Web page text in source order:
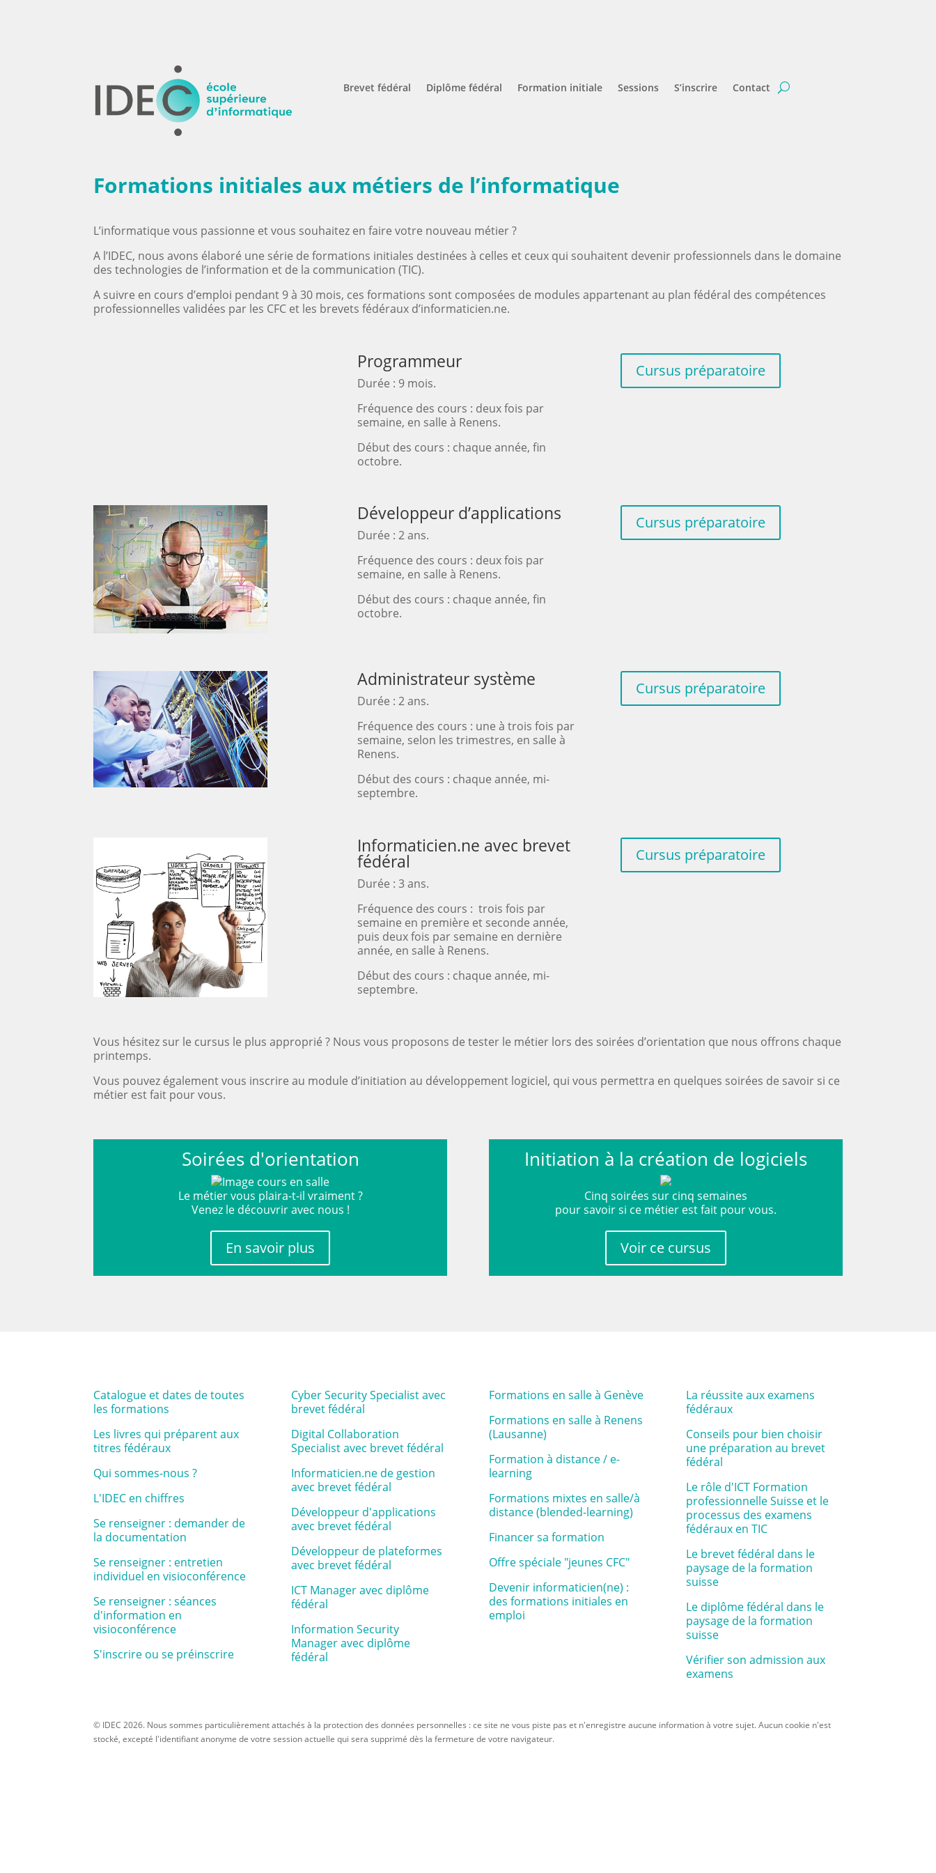
Brevet fédéral Diplôme fédéral Formation initiale Sessions S’inscrire Contact
Formations initiales aux métiers de l’informatique
L’informatique vous passionne et vous souhaitez en faire votre nouveau métier ?
A l’IDEC, nous avons élaboré une série de formations initiales destinées à celles et ceux qui souhaitent devenir professionnels dans le domaine
des technologies de l’information et de la communication (TIC).
A suivre en cours d’emploi pendant 9 à 30 mois, ces formations sont composées de modules appartenant au plan fédéral des compétences
professionnelles validées par les CFC et les brevets fédéraux d’informaticien.ne.
Programmeur
Durée : 9 mois.
Fréquence des cours : deux fois par
semaine, en salle à Renens.
Début des cours : chaque année, fin
octobre.
Cursus préparatoire
Développeur d’applications
Durée : 2 ans.
Fréquence des cours : deux fois par
semaine, en salle à Renens.
Début des cours : chaque année, fin
octobre.
Cursus préparatoire
Administrateur système
Durée : 2 ans.
Fréquence des cours : une à trois fois par
semaine, selon les trimestres, en salle à
Renens.
Début des cours : chaque année, mi-
septembre.
Cursus préparatoire
Informaticien.ne avec brevet
fédéral
Durée : 3 ans.
Fréquence des cours : trois fois par
semaine en première et seconde année,
puis deux fois par semaine en dernière
année, en salle à Renens.
Début des cours : chaque année, mi-
septembre.
Cursus préparatoire
Vous hésitez sur le cursus le plus approprié ? Nous vous proposons de tester le métier lors des soirées d’orientation que nous offrons chaque
printemps.
Vous pouvez également vous inscrire au module d’initiation au développement logiciel, qui vous permettra en quelques soirées de savoir si ce
métier est fait pour vous.
Soirées d'orientation
Le métier vous plaira-t-il vraiment ?
Venez le découvrir avec nous !
En savoir plus
Initiation à la création de logiciels
Cinq soirées sur cinq semaines
pour savoir si ce métier est fait pour vous.
Voir ce cursus
Catalogue et dates de toutes
les formations
Les livres qui préparent aux
titres fédéraux
Qui sommes-nous ?
L'IDEC en chiffres
Se renseigner : demander de
la documentation
Se renseigner : entretien
individuel en visioconférence
Se renseigner : séances
d'information en
visioconférence
S'inscrire ou se préinscrire
Cyber Security Specialist avec
brevet fédéral
Digital Collaboration
Specialist avec brevet fédéral
Informaticien.ne de gestion
avec brevet fédéral
Développeur d'applications
avec brevet fédéral
Développeur de plateformes
avec brevet fédéral
ICT Manager avec diplôme
fédéral
Information Security
Manager avec diplôme
fédéral
Formations en salle à Genève
Formations en salle à Renens
(Lausanne)
Formation à distance / e-
learning
Formations mixtes en salle/à
distance (blended-learning)
Financer sa formation
Offre spéciale "jeunes CFC"
Devenir informaticien(ne) :
des formations initiales en
emploi
La réussite aux examens
fédéraux
Conseils pour bien choisir
une préparation au brevet
fédéral
Le rôle d'ICT Formation
professionnelle Suisse et le
processus des examens
fédéraux en TIC
Le brevet fédéral dans le
paysage de la formation
suisse
Le diplôme fédéral dans le
paysage de la formation
suisse
Vérifier son admission aux
examens
© IDEC 2026. Nous sommes particulièrement attachés à la protection des données personnelles : ce site ne vous piste pas et n'enregistre aucune information à votre sujet. Aucun cookie n'est
stocké, excepté l'identifiant anonyme de votre session actuelle qui sera supprimé dès la fermeture de votre navigateur.